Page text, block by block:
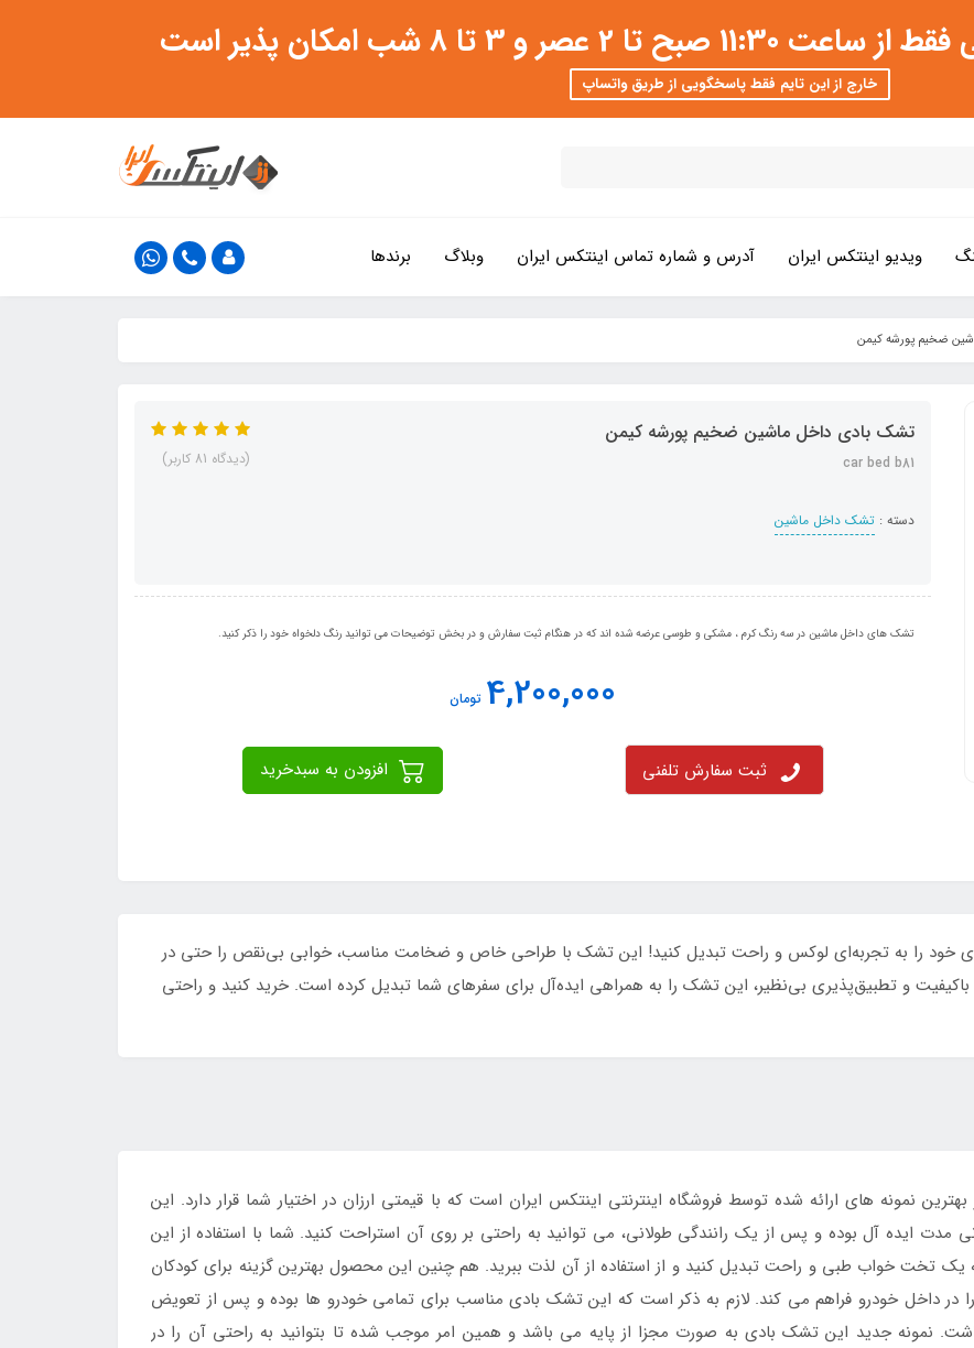
و 3 تا 8 شب امکان پذیر است
خارج از این تایم فقط پاسخگویی از طریق واتساپ
ویدیو اینتکس ایران آدرس و شماره تماس اینتکس ایران وبلاگ برندها
ضخیم پورشه کیمن
تشک بادی داخل ماشین ضخیم پورشه کیمن
car bed b81
دسته : تشک داخل ماشین
(دیدگاه 81 کاربر)
تشک های داخل ماشین در سه رنگ کرم ، مشکی و طوسی عرضه شده اند که در هنگام ثبت سفارش و در بخش توضیحات می توانید رنگ دلخواه خود را ذکر کنید.
4,200,000 تومان
ثبت سفارش تلفنی
خود را به تجربه‌ای لوکس و راحت تبدیل کنید! این تشک با طراحی خاص و ضخامت مناسب، خوابی بی‌نقص را حتی در
و تطبیق‌پذیری بی‌نظیر، این تشک را به همراهی ایده‌آل برای سفرهای شما تبدیل کرده است. خرید کنید و راحتی
نمونه های ارائه شده توسط فروشگاه اینترنتی اینتکس ایران است که با قیمتی ارزان در اختیار شما قرار دارد. این
ایده آل بوده و پس از یک رانندگی طولانی، می توانید به راحتی بر روی آن استراحت کنید. شما با استفاده از این
تخت خواب طبی و راحت تبدیل کنید و از استفاده از آن لذت ببرید. هم چنین این محصول بهترین گزینه برای کودکان
داخل خودرو فراهم می کند. لازم به ذکر است که این تشک بادی مناسب برای تمامی خودرو ها بوده و پس از تعویض
نمونه جدید این تشک بادی به صورت مجزا از پایه می باشد و همین امر موجب شده تا بتوانید به راحتی آن را در